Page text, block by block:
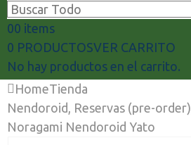
00 items
0 PRODUCTOSVER CARRITO
No hay productos en el carrito.
HomeTienda
Nendoroid, Reservas (pre-order)
Noragami Nendoroid Yato